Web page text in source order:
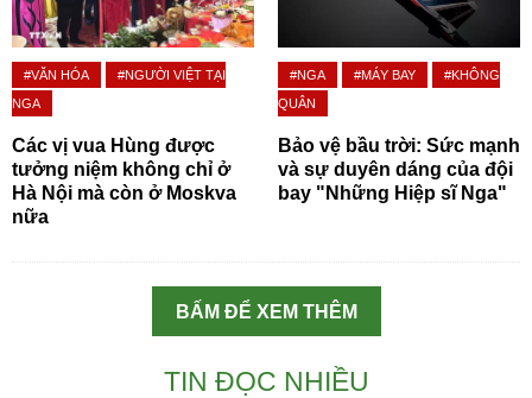
#VĂN HÓA
#NGƯỜI VIỆT TẠI
NGA
Các vị vua Hùng được
tưởng niệm không chỉ ở
Hà Nội mà còn ở Moskva
nữa
#NGA #MÁY BAY
#KHÔNG
QUÂN
Bảo vệ bầu trời: Sức mạnh
và sự duyên dáng của đội
bay "Những Hiệp sĩ Nga"
BẤM ĐỂ XEM THÊM
TIN ĐỌC NHIỀU